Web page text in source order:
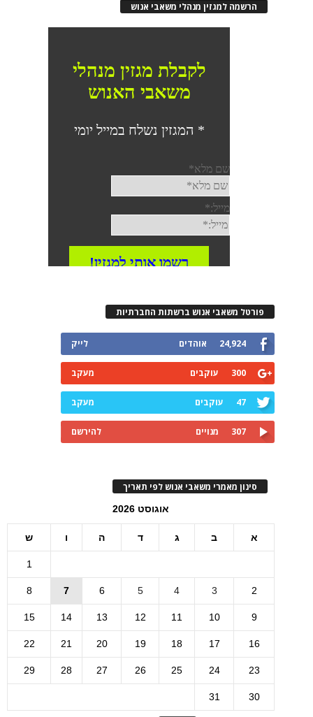
הרשמה למגזין מנהלי משאבי אנוש
פורטל משאבי אנוש ברשתות החברתיות
24,924 אוהדים לייק
300 עוקבים מעקב
47 עוקבים מעקב
307 מנויים להירשם
סינון מאמרי משאבי אנוש לפי תאריך
אוגוסט 2026
א ב ג ד ה ו ש
1
2
3
4
5
6
7
8
9
10
11
12
13
14
15
16
17
18
19
20
21
22
23
24
25
26
27
28
29
30
31